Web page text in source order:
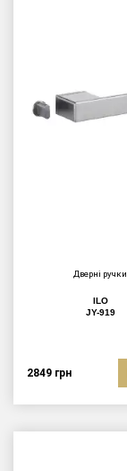
Дверні ручки
ILO
JY-919
2849 грн